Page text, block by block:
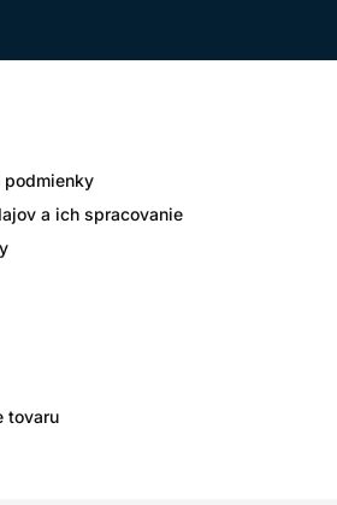
podmienky
a ich spracovanie
tovaru